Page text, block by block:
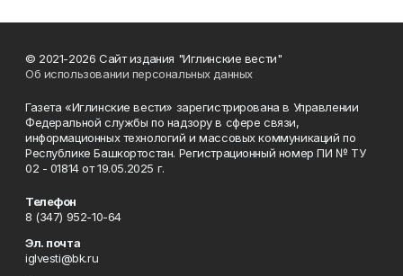
© 2021-2026 Сайт издания "Иглинские вести"
Об использовании персональных данных
Газета «Иглинские вести» зарегистрирована в Управлении
Федеральной службы по надзору в сфере связи,
информационных технологий и массовых коммуникаций по
Республике Башкортостан. Регистрационный номер ПИ № ТУ
02 - 01814 от 19.05.2025 г.
Телефон
8 (347) 952-10-64
Эл. почта
iglvesti@bk.ru